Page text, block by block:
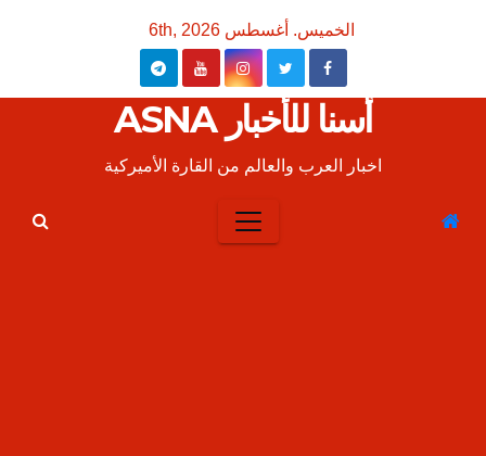
الخميس. أغسطس 6th, 2026
أسنا للأخبار ASNA
اخبار العرب والعالم من القارة الأميركية